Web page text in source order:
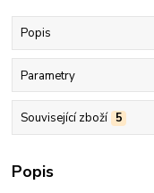
Popis
Parametry
Související zboží 5
Popis